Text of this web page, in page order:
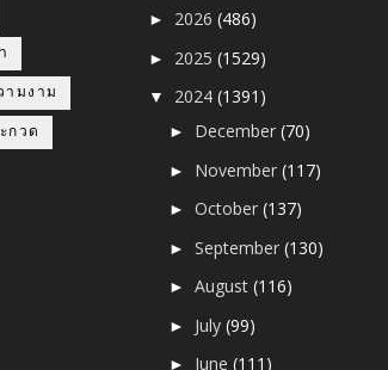
มงาม
กวด
► 2026(486)
► 2025(1529)
▼ 2024(1391)
► December(70)
► November(117)
►October(137)
►September(130)
►August(116)
► July(99)
► June(111)